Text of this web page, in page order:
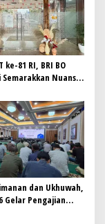
ke-81 RI, BRI BO
Nuansa
dan Ukhuwah,
Gelar Pengajian